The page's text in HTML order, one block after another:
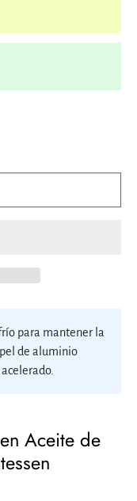
para mantener la
de aluminio
Aceite de